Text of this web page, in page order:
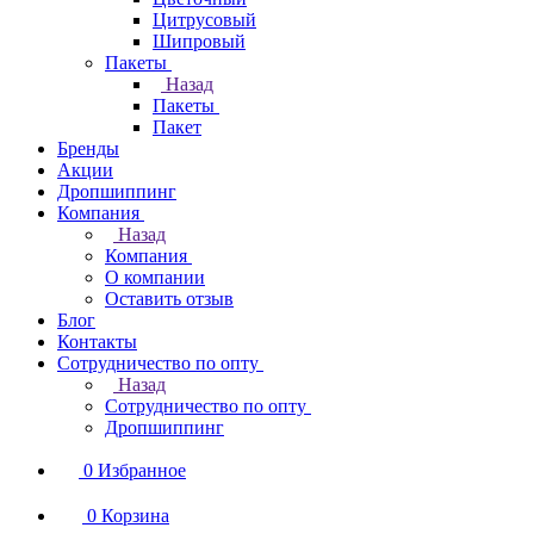
Цитрусовый
Шипровый
Пакеты
Назад
Пакеты
Пакет
Бренды
Акции
Дропшиппинг
Компания
Назад
Компания
О компании
Оставить отзыв
Блог
Контакты
Сотрудничество по опту
Назад
Сотрудничество по опту
Дропшиппинг
0 Избранное
0 Корзина